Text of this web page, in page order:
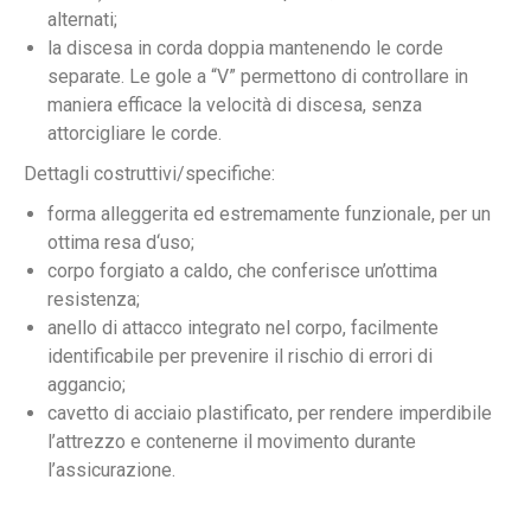
alternati;
la discesa in corda doppia mantenendo le corde
separate. Le gole a “V” permettono di controllare in
maniera efficace la velocità di discesa, senza
attorcigliare le corde.
Dettagli costruttivi/specifiche:
forma alleggerita ed estremamente funzionale, per un
ottima resa d‘uso;
corpo forgiato a caldo, che conferisce un’ottima
resistenza;
anello di attacco integrato nel corpo, facilmente
identificabile per prevenire il rischio di errori di
aggancio;
cavetto di acciaio plastificato, per rendere imperdibile
l’attrezzo e contenerne il movimento durante
l’assicurazione.